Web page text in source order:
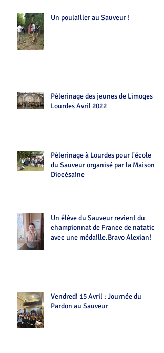
Un poulailler au Sauveur !
Pèlerinage des jeunes de Limoges
Lourdes Avril 2022
Pèlerinage à Lourdes pour l'école
du Sauveur organisé par la Maison
Diocésaine
Un élève du Sauveur revient du
championnat de France de natation
avec une médaille.Bravo Alexian!
Vendredi 15 Avril : Journée du
Pardon au Sauveur